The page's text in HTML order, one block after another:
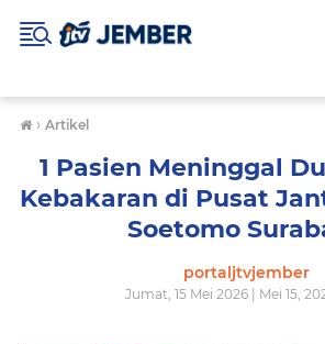
› Artikel
1 Pasien Meninggal
Kebakaran di Pusat
Soetomo
portaljtvjember
Jumat, 15 Mei 2026 | Mei 15,